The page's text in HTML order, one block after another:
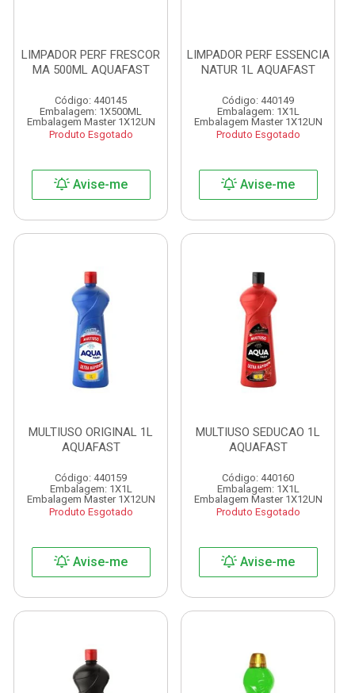
LIMPADOR PERF FRESCOR
MA 500ML AQUAFAST
Código: 440145
Embalagem: 1X500ML
Embalagem Master 1X12UN
Produto Esgotado
Avise-me
LIMPADOR PERF ESSENCIA
NATUR 1L AQUAFAST
Código: 440149
Embalagem: 1X1L
Embalagem Master 1X12UN
Produto Esgotado
Avise-me
MULTIUSO ORIGINAL 1L
AQUAFAST
Código: 440159
Embalagem: 1X1L
Embalagem Master 1X12UN
Produto Esgotado
Avise-me
MULTIUSO SEDUCAO 1L
AQUAFAST
Código: 440160
Embalagem: 1X1L
Embalagem Master 1X12UN
Produto Esgotado
Avise-me